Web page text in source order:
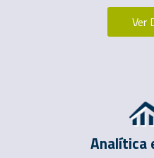
Ver
Analítica